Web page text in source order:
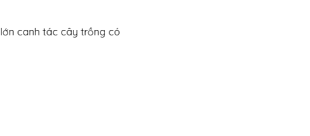
Nguyên Đán luôn là “mỏ vàng”